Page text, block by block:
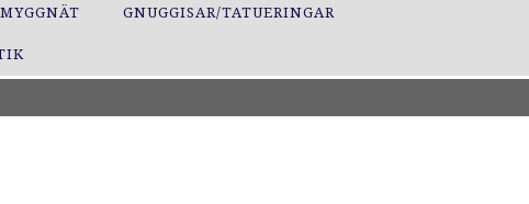
GNUGGISAR/TATUERINGAR